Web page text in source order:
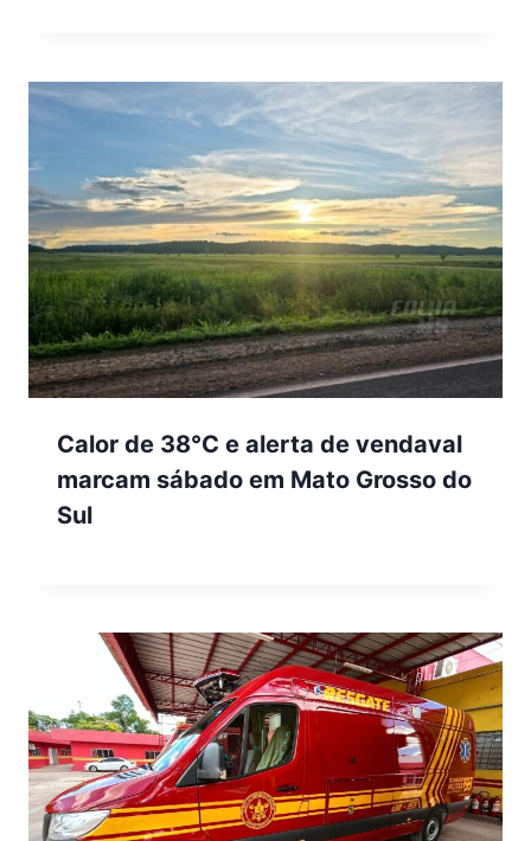
Calor de 38°C e alerta de vendaval
marcam sábado em Mato Grosso do
Sul